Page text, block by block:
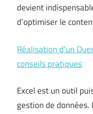
devient
d’optimiser le
Réalisation d’un
conseils pratiques
Excel est un outil
gestion de données.